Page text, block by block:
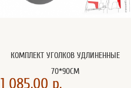
КОМПЛЕКТ УГОЛКОВ УДЛИНЕННЫЕ
70*90СМ
1 085.00 р.